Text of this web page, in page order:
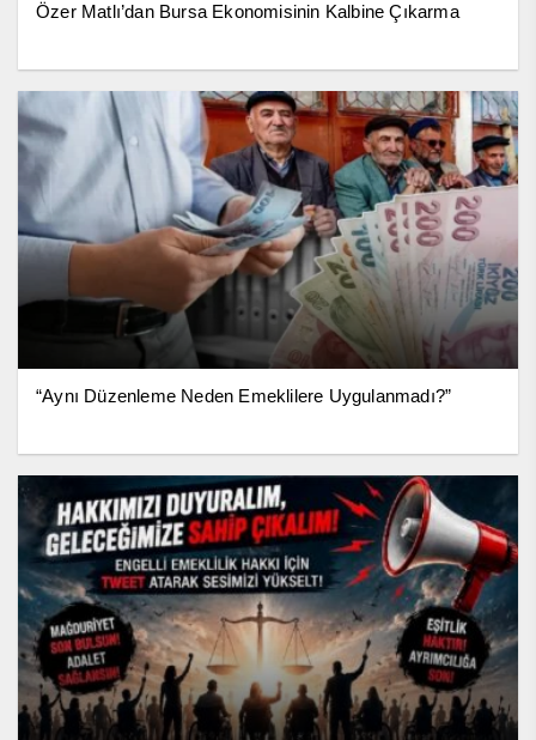
Özer Matlı’dan Bursa Ekonomisinin Kalbine Çıkarma
“Aynı Düzenleme Neden Emeklilere Uygulanmadı?”